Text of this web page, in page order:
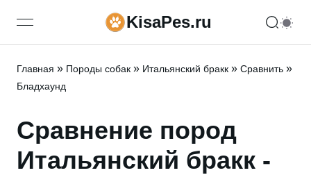
open navigation menuKisaPes.ru
Главная » Породы собак » Итальянский бракк » Сравнить »
Бладхаунд
Сравнение пород
Итальянский бракк -